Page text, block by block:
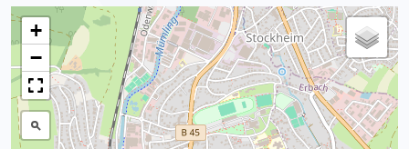
+
−